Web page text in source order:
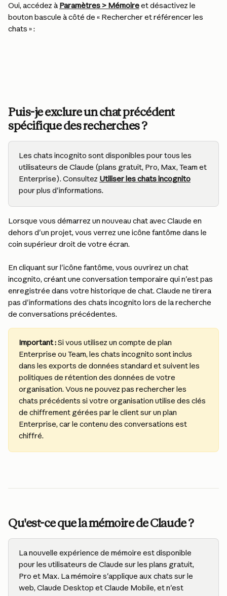
Oui, accédez à Paramètres > Mémoire et désactivez le
bouton bascule à côté de « Rechercher et référencer les
chats » :
Puis-je exclure un chat précédent
spécifique des recherches ?
Les chats incognito sont disponibles pour tous les
utilisateurs de Claude (plans gratuit, Pro, Max, Team et
Enterprise). Consultez Utiliser les chats incognito
pour plus d'informations.
Lorsque vous démarrez un nouveau chat avec Claude en
dehors d'un projet, vous verrez une icône fantôme dans le
coin supérieur droit de votre écran.
En cliquant sur l'icône fantôme, vous ouvrirez un chat
incognito, créant une conversation temporaire qui n'est pas
enregistrée dans votre historique de chat. Claude ne tirera
pas d'informations des chats incognito lors de la recherche
de conversations précédentes.
Important : Si vous utilisez un compte de plan
Enterprise ou Team, les chats incognito sont inclus
dans les exports de données standard et suivent les
politiques de rétention des données de votre
organisation. Vous ne pouvez pas rechercher les
chats précédents si votre organisation utilise des clés
de chiffrement gérées par le client sur un plan
Enterprise, car le contenu des conversations est
chiffré.
Qu'est-ce que la mémoire de Claude ?
La nouvelle expérience de mémoire est disponible
pour les utilisateurs de Claude sur les plans gratuit,
Pro et Max. La mémoire s'applique aux chats sur le
web, Claude Desktop et Claude Mobile, et n'est